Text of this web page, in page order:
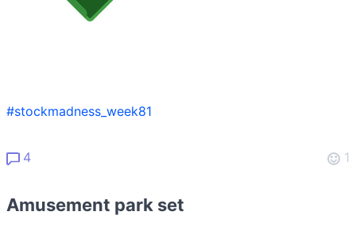
#stockmadness_week81
4 1
Amusement park set